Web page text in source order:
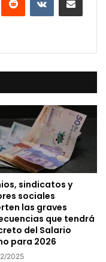
sindicatos y
sociales
las graves
que tendrá
del Salario
para 2026
2025